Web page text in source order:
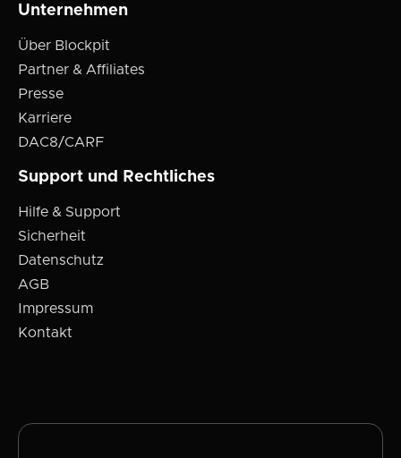
Unternehmen
Über Blockpit
Partner & Affiliates
Presse
Karriere
DAC8/CARF
Support und Rechtliches
Hilfe & Support
Sicherheit
Datenschutz
AGB
Impressum
Kontakt